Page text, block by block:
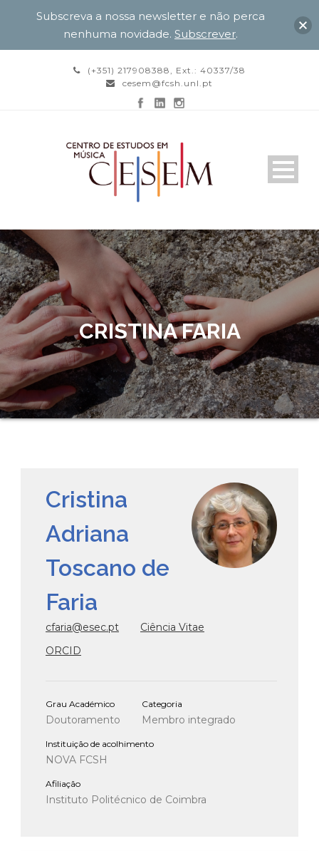
(+351) 217908388, Ext.: 40337/38
cesem@fcsh.unl.pt
CRISTINA FARIA
Cristina
Adriana
Toscano de
Faria
cfaria@esec.pt
Ciência Vitae
ORCID
Grau Académico
Doutoramento
Categoria
Membro integrado
Instituição de acolhimento
NOVA FCSH
Afiliação
Instituto Politécnico de Coimbra
Subscreva a nossa newsletter e não perca
nenhuma novidade. Subscrever.